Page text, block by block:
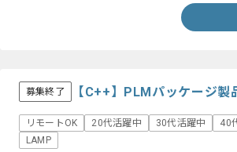
募集終了 【C++】PLMパッケージ
リモートOK 20代活躍中 30代活躍中 40
LAMP